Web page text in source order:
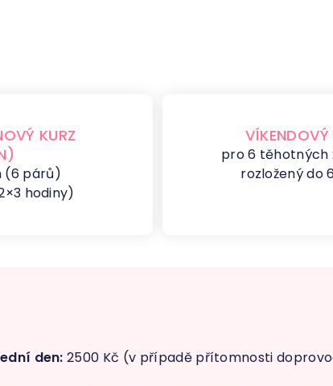
KURZ
(6 párů)
hodiny)
VÍKENDOVÝ
pro 6 těhotných
rozložený do
den: 2500 Kč (v případě přítomnosti